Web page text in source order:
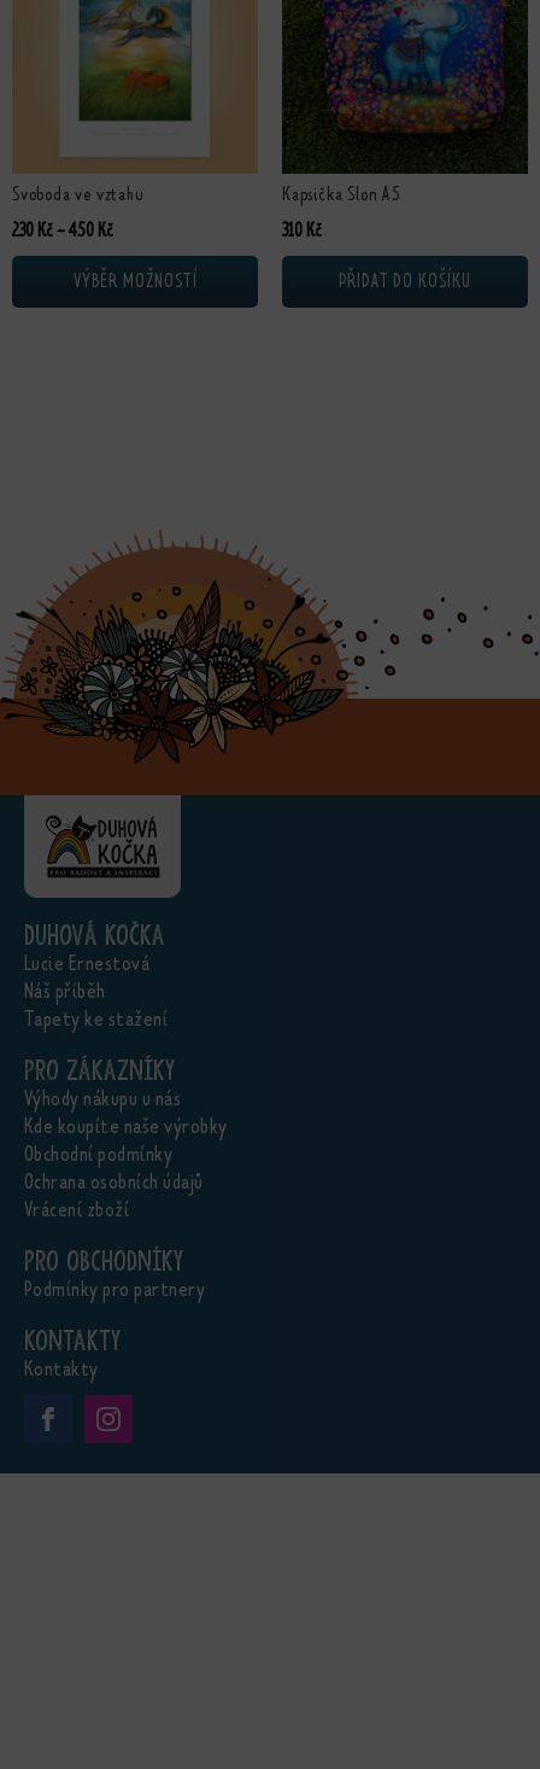
Svoboda ve vztahu
230 Kč –450 KčRozpětí cen: 230 Kč až 450 Kč
VÝBĚR MOŽNOSTÍ
Kapsička Slon A5
310 Kč
PŘIDAT DO KOŠÍKU
Duhová kočka
Lucie Ernestová
Náš příběh
Tapety ke stažení
Pro zákazníky
Výhody nákupu u nás
Kde koupíte naše výrobky
Obchodní podmínky
Ochrana osobních údajů
Vrácení zboží
Pro obchodníky
Podmínky pro partnery
Kontakty
Kontakty